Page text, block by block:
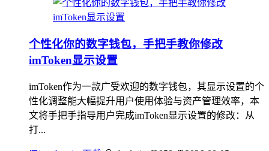
个性化你的数字钱包，手把手教你修改
imToken显示设置
imToken作为一款广受欢迎的数字钱包，其显示设置的个
性化调整能大幅提升用户使用体验与资产管理效率，本
文将手把手指导用户完成imToken显示设置的修改：从
打...